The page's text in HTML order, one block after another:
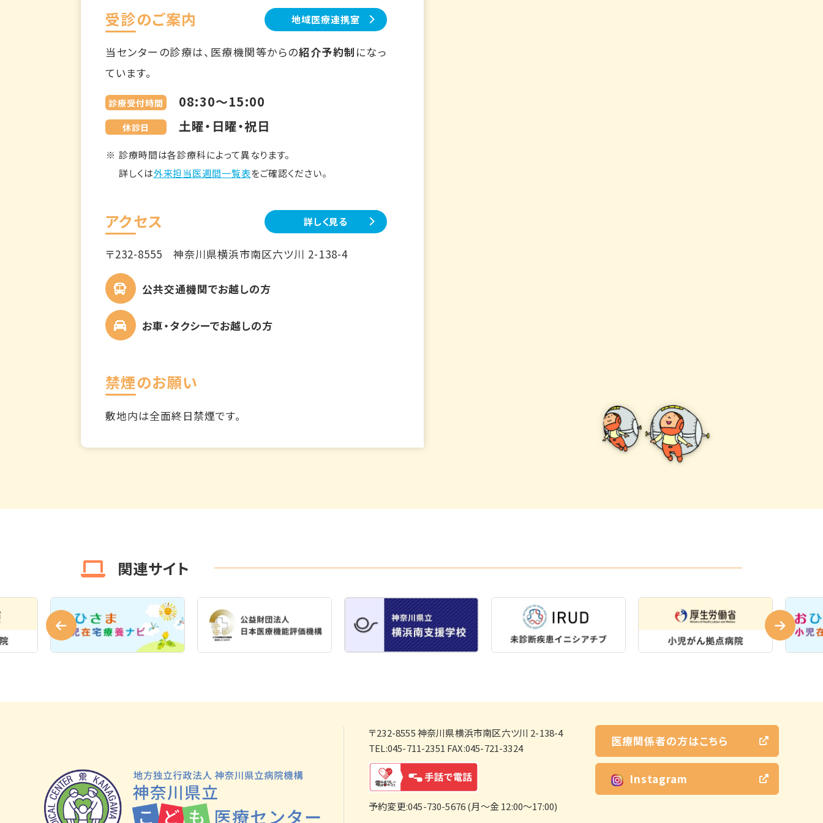
受診のご案内 地域医療連携室
当センターの診療は、医療機関等からの紹介予約制 になっ
ています。
診療受付時間 08:30～15:00
休診日 土曜・日曜・祝日
診療時間は各診療科によって異なります。
詳しくは外来担当医週間一覧表をご確認ください。
アクセス 詳しく見る
〒232-8555神奈川県横浜市南区六ツ川 2-138-4
公共交通機関でお越しの方
お車・タクシーでお越しの方
禁煙のお願い
敷地内は全面終日禁煙です。
関連サイト
〒232-8555神奈川県横浜市南区六ツ川 2-138-4
TEL:045-711-2351 FAX:045-721-3324
予約変更:045-730-5676 (月～金 12:00～17:00)
医療関係者の方はこちら
Instagram